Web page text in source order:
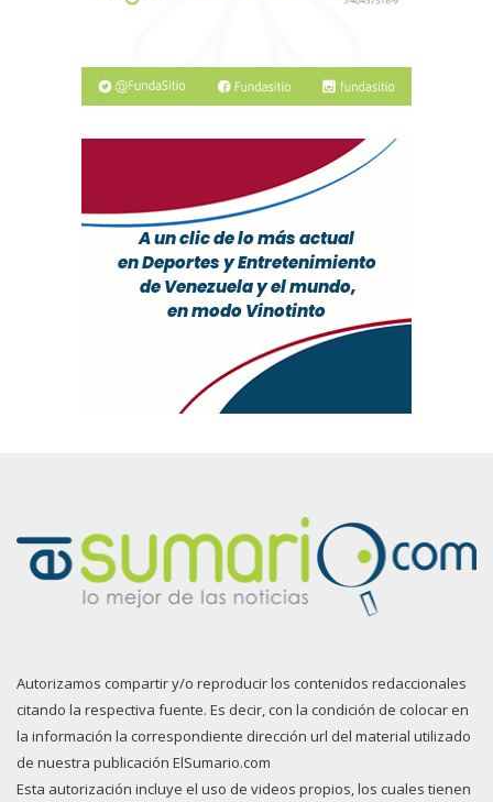
Autorizamos compartir y/o reproducir los contenidos redaccionales
citando la respectiva fuente. Es decir, con la condición de colocar en
la información la correspondiente dirección url del material utilizado
de nuestra publicación ElSumario.com
Esta autorización incluye el uso de videos propios, los cuales tienen